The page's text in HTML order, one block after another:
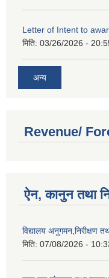
Letter of Intent to
मिति: 03/26/2026 -
अन्य
Revenue/
ऐन, कानुन तथा
विद्यालय अनुगमन,निरीक्षण
मिति: 07/08/2026 -